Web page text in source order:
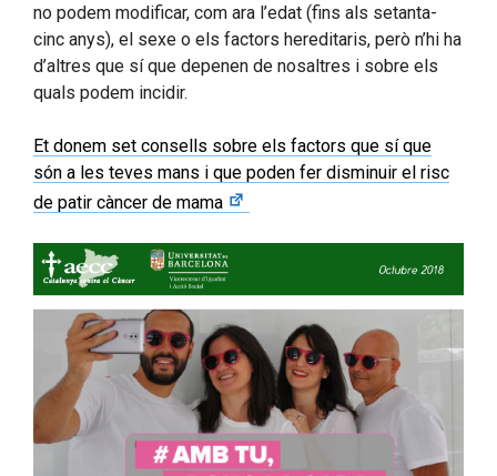
no podem modificar, com ara l’edat (fins als setanta-
cinc anys), el sexe o els factors hereditaris, però n’hi ha
d’altres que sí que depenen de nosaltres i sobre els
quals podem incidir.
Et donem set consells sobre els factors que sí que
són a les teves mans i que poden fer disminuir el risc
de patir càncer de mama